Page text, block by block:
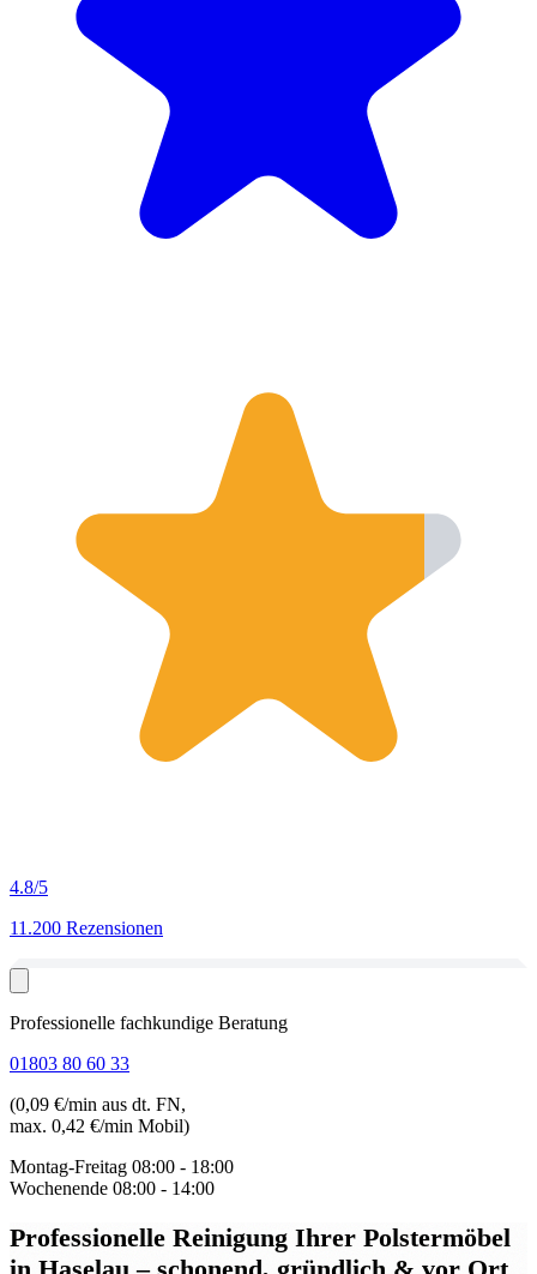
4.8/5
11.200 Rezensionen
Professionelle fachkundige Beratung
01803 80 60 33
(0,09 €/min aus dt. FN,
max. 0,42 €/min Mobil)
Montag-Freitag 08:00 - 18:00
Wochenende 08:00 - 14:00
Professionelle Reinigung Ihrer Polstermöbel